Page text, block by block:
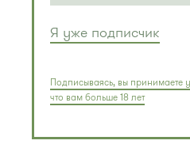
Я уже подписчик
Подписываясь, вы принимаете
что вам больше 18 лет